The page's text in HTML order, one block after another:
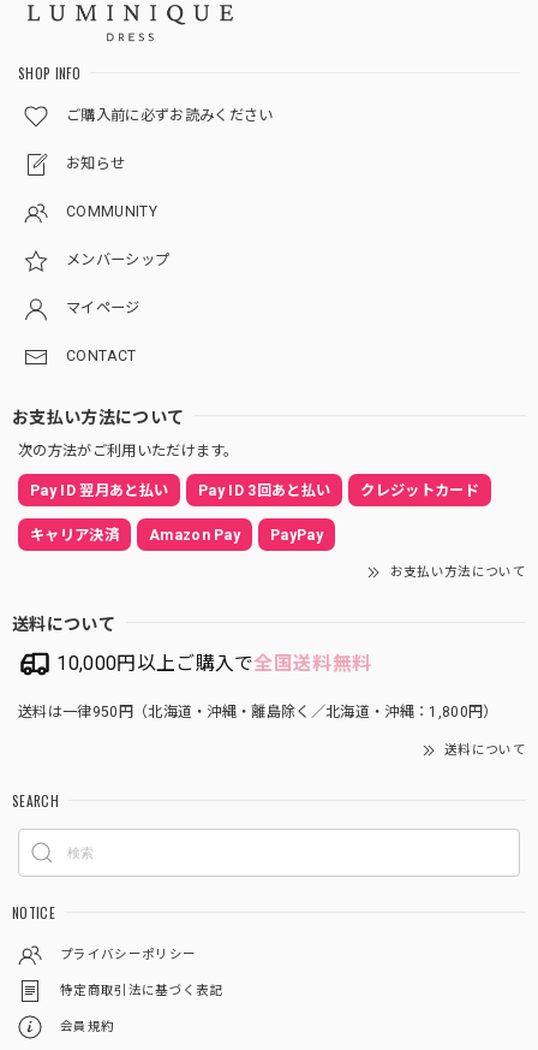
SHOP INFO
ご購入前に必ずお読みください
お知らせ
COMMUNITY
メンバーシップ
マイページ
CONTACT
お支払い方法について
次の方法がご利用いただけます。
Pay ID 翌月あと払い Pay ID 3回あと払い クレジットカード
キャリア決済 Amazon Pay PayPay
お支払い方法について
送料について
10,000円以上ご購入で全国送料無料
送料は一律950円（北海道・沖縄・離島除く／北海道・沖縄：1,800円）
送料について
SEARCH
NOTICE
プライバシーポリシー
特定商取引法に基づく表記
会員規約